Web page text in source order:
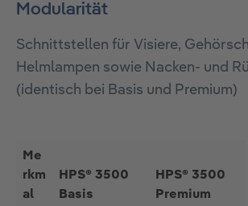
Modularität
Schnittstellen für Visiere,
Helmlampen sowie Nacken- und
(identisch bei Basis und Premium)
Me
rkm
al
HPS® 3500
Basis
HPS® 3500
Premium